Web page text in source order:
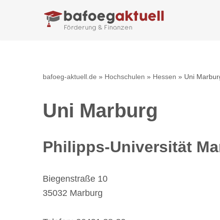
bafoeg-aktuell.de » Hochschulen » Hessen » Uni
Uni Marburg
Philipps-Universität
Biegenstraße 10
35032 Marburg